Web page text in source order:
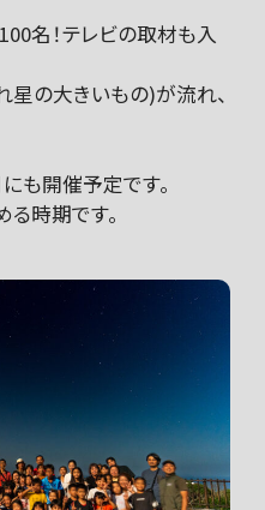
名！テレビの取材も入
の大きいもの)が流れ、
も開催予定です。
時期です。